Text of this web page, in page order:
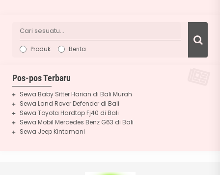
Produk Berita
Pos-pos Terbaru
Sewa Baby Sitter Harian di Bali Murah
Sewa Land Rover Defender di Bali
Sewa Toyota Hardtop Fj40 di Bali
Sewa Mobil Mercedes Benz G63 di Bali
Sewa Jeep Kintamani